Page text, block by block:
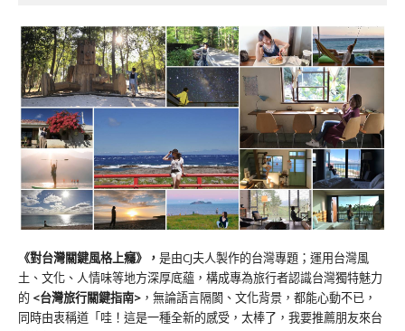
《對台灣關鍵風格上癮》 ， 是由CJ夫人製作的台灣專題；運用台灣風
土、文化、人情味等地方深厚底蘊，構成專為旅行者認識台灣獨特魅力
的 <台灣旅行關鍵指南> ，無論語言隔閡、文化背景，都能心動不已，
同時由衷稱道「哇！這是一種全新的感受，太棒了，我要推薦朋友來台